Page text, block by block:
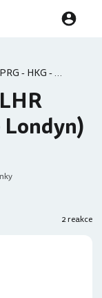
[TK] OJ PRG - HKG - LHR (Praha - HongKong - Londyn) 9 200kc
2 reakce